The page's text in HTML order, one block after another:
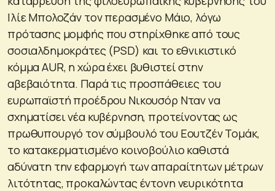
Ιλίε Μπολοζάν τον περασμένο Μάιο, λόγω
πρότασης μομφής που στηρίχθηκε από τους
σοσιαλδημοκράτες (PSD) και το εθνικιστικό
κόμμα AUR, η χώρα έχει βυθιστεί στην
αβεβαιότητα. Παρά τις προσπάθειες του
ευρωπαϊστή προέδρου Νικουσόρ Νταν να
σχηματίσει νέα κυβέρνηση, προτείνοντας ως
πρωθυπουργό τον σύμβουλό του Εουτζέν Τομάκ,
το κατακερματισμένο κοινοβούλιο καθιστά
αδύνατη την εφαρμογή των απαραίτητων μέτρων
λιτότητας, προκαλώντας έντονη νευρικότητα